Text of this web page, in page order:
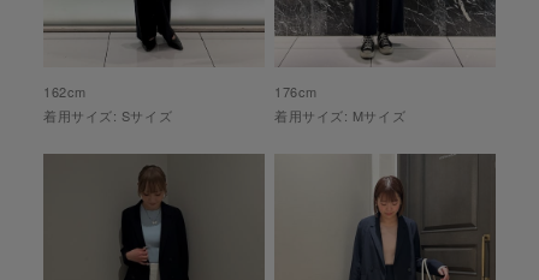
162cm
着用サイズ: Sサイズ
176cm
着用サイズ: Mサイズ